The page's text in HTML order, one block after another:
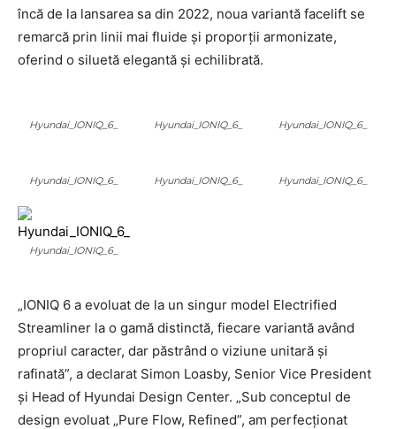
încă de la lansarea sa din 2022, noua variantă facelift se
remarcă prin linii mai fluide și proporții armonizate,
oferind o siluetă elegantă și echilibrată.
Hyundai_IONIQ_6_ Hyundai_IONIQ_6_ Hyundai_IONIQ_6_
Hyundai_IONIQ_6_ Hyundai_IONIQ_6_ Hyundai_IONIQ_6_
Hyundai_IONIQ_6_
„IONIQ 6 a evoluat de la un singur model Electrified
Streamliner la o gamă distinctă, fiecare variantă având
propriul caracter, dar păstrând o viziune unitară și
rafinată”, a declarat Simon Loasby, Senior Vice President
și Head of Hyundai Design Center. „Sub conceptul de
design evoluat „Pure Flow, Refined”, am perfecționat